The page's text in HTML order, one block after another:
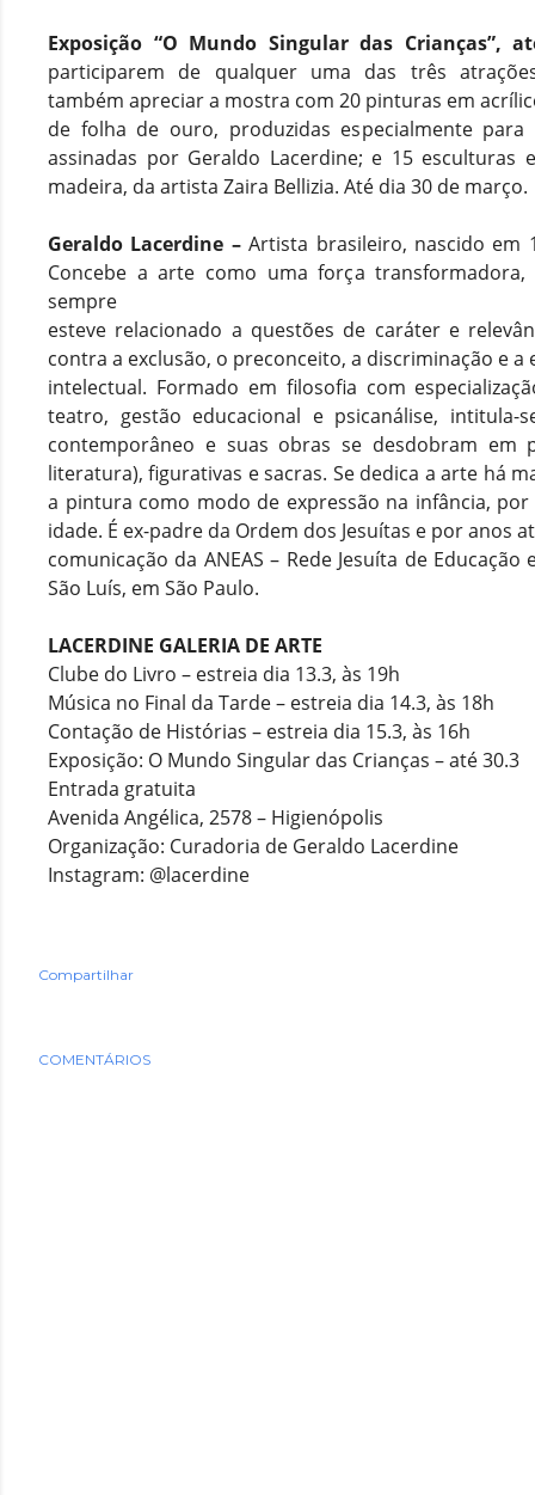
Exposição “O Mundo Singular das Crianças”,
participarem de qualquer uma das três
também apreciar a mostra com 20 pinturas em
de folha de ouro, produzidas especialmente
assinadas por Geraldo Lacerdine; e 15 esculturas
madeira, da artista Zaira Bellizia. Até dia 30 de março.
Geraldo Lacerdine –Artista brasileiro, nascido em
Concebe a arte como uma força
sempre
esteve relacionado a questões de caráter e
contra a exclusão, o preconceito, a discriminação e
intelectual. Formado em filosofia com
teatro, gestão educacional e psicanálise, intitula-
contemporâneo e suas obras se desdobram em
literatura), figurativas e sacras. Se dedica a arte há
a pintura como modo de expressão na infância,
idade. É ex-padre da Ordem dos Jesuítas e por anos
comunicação da ANEAS – Rede Jesuíta de
São Luís, em São Paulo.
LACERDINE GALERIA DE ARTE
Clube do Livro – estreia dia 13.3, às 19h
Música no Final da Tarde – estreia dia 14.3, às 18h
Contação de Histórias – estreia dia 15.3, às 16h
Exposição: O Mundo Singular das Crianças – até 30.3
Entrada gratuita
Avenida Angélica, 2578 – Higienópolis
Organização: Curadoria de Geraldo Lacerdine
Instagram: @lacerdine
Compartilhar
COMENTÁRIOS